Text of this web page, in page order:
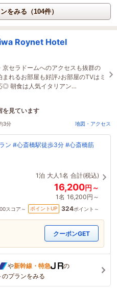
をみる（104件）
Roynet Hotel
京セラドームへのアクセスも抜群の
れるお部屋も好評♪お部屋のTVはミ
◎ 朝食は人気イタリアン
CUOMO & BAR」にて！大阪名物も
を見ています
されました
3分 地図・アクセス
ン #心斎橋駅徒歩3分 #心斎橋筋
1泊 大人1名 合計(税込)
16,200円～
1名 16,200円～
スコア～ ポイントUP 324ポイント～
クーポンGET
や新幹線・特急
の
プランをみる